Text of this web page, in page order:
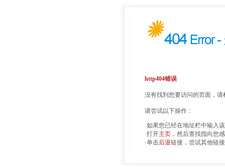
http404错误
没有找到您要访问的页面，
请尝试以下操作：
·如果您已经在地址栏中输入
·打开主页 ，然后查找指向您
·单击后退链接，尝试其他链